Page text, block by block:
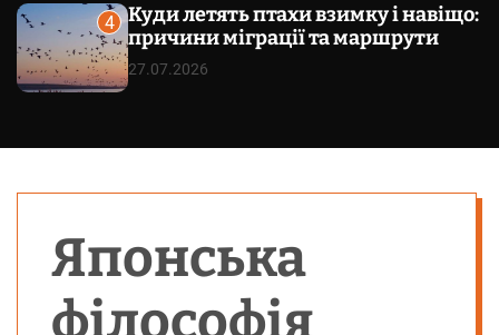
4
Куди летять птахи взимку і навіщо:
причини міграції та маршрути
27.07.2026
Японська
філософія